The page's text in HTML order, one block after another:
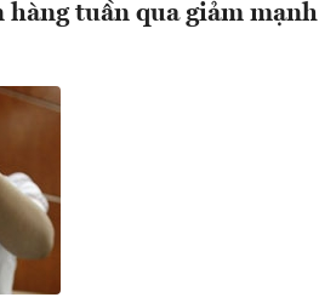
tuần qua giảm mạnh